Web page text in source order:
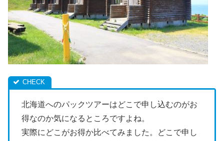
北海道へのパックツアーはどこで申し込むのがお
得なのか気になるところですよね。
実際にどこがお得か比べてみました。どこで申し